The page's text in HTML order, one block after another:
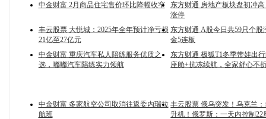
中金财富 2月商品住宅售价环比降幅收窄
东方财通 房地产板块盘初冲
涨停
丰云股票 大悦城：2025年全年预计净亏损
21亿至27亿元
东方财通 A股今日共59只个股
金5连板
中金财富 重庆汽车私人陪练服务优质之
选，嘟嘟汽车陪练实力领航
东方财通 极狐T1冬季带娃出
座舱+抗冻续航，全家舒心不
中金财富 多家航空公司取消往返委内瑞拉
航班
丰云股票 俄乌突发！乌克兰
升机！俄罗斯：一天内控制22